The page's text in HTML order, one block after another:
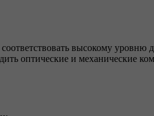
высокому
оптические и механические